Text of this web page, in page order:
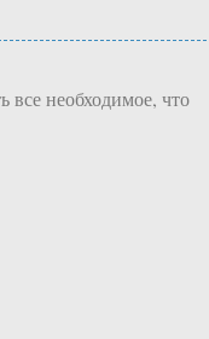
все необходимое, что